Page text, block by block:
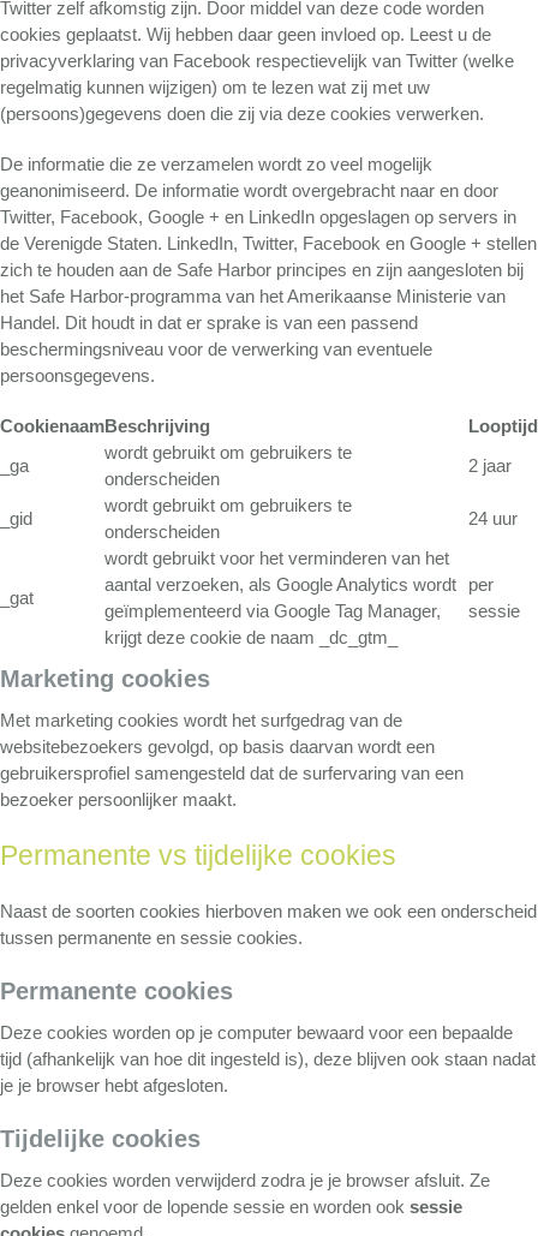
Twitter zelf afkomstig zijn. Door middel van deze code worden
cookies geplaatst. Wij hebben daar geen invloed op. Leest u de
privacyverklaring van Facebook respectievelijk van Twitter (welke
regelmatig kunnen wijzigen) om te lezen wat zij met uw
(persoons)gegevens doen die zij via deze cookies verwerken.
De informatie die ze verzamelen wordt zo veel mogelijk
geanonimiseerd. De informatie wordt overgebracht naar en door
Twitter, Facebook, Google + en LinkedIn opgeslagen op servers in
de Verenigde Staten. LinkedIn, Twitter, Facebook en Google + stellen
zich te houden aan de Safe Harbor principes en zijn aangesloten bij
het Safe Harbor-programma van het Amerikaanse Ministerie van
Handel. Dit houdt in dat er sprake is van een passend
beschermingsniveau voor de verwerking van eventuele
persoonsgegevens.
CookienaamBeschrijving
Looptijd
_ga
wordt gebruikt om gebruikers te
onderscheiden
2 jaar
_gid
wordt gebruikt om gebruikers te
onderscheiden
24 uur
_gat
wordt gebruikt voor het verminderen van het
aantal verzoeken, als Google Analytics wordt
geïmplementeerd via Google Tag Manager,
krijgt deze cookie de naam _dc_gtm_
per
sessie
Marketing cookies
Met marketing cookies wordt het surfgedrag van de
websitebezoekers gevolgd, op basis daarvan wordt een
gebruikersprofiel samengesteld dat de surfervaring van een
bezoeker persoonlijker maakt.
Permanente vs tijdelijke cookies
Naast de soorten cookies hierboven maken we ook een onderscheid
tussen permanente en sessie cookies.
Permanente cookies
Deze cookies worden op je computer bewaard voor een bepaalde
tijd (afhankelijk van hoe dit ingesteld is), deze blijven ook staan nadat
je je browser hebt afgesloten.
Tijdelijke cookies
Deze cookies worden verwijderd zodra je je browser afsluit. Ze
gelden enkel voor de lopende sessie en worden ook sessie